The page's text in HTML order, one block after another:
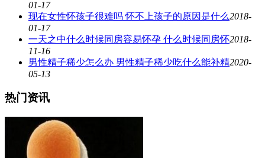
01-17
现在女性怀孩子很难吗 怀不上孩子的原因是什么2018-
01-17
一天之中什么时候同房容易怀孕 什么时候同房怀2018-
11-16
男性精子稀少怎么办 男性精子稀少吃什么能补精2020-
05-13
热门资讯